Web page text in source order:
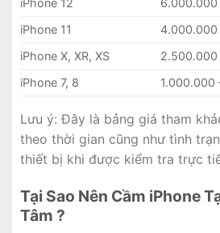
iPhone 12
6.000.000
iPhone 11
4.000.000
iPhone X, XR, XS
iPhone 7, 8
1.000.000
Lưu ý: Đây là bảng giá tham
theo thời gian cũng như tình
thiết bị khi được kiểm tra trực
Tại Sao Nên Cầm iPhone
Tâm ?